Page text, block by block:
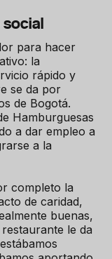
para hacer
la
rápido y
se da por
de Bogotá.
Hamburguesas
a dar empleo a
a la
completo la
de caridad,
buenas,
le da